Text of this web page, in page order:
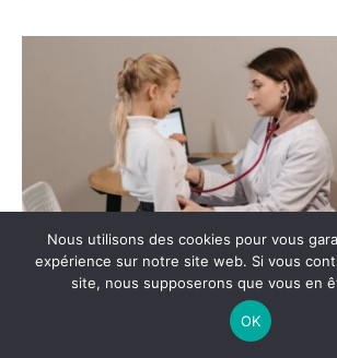
Les différences entre
Nous utilisons des cookies pour vous
expérience sur notre site web. Si vous
site, nous supposerons que vous en
OK